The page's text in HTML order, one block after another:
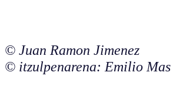
© Juan Ramon Jimenez
© itzulpenarena: Emilio Mas